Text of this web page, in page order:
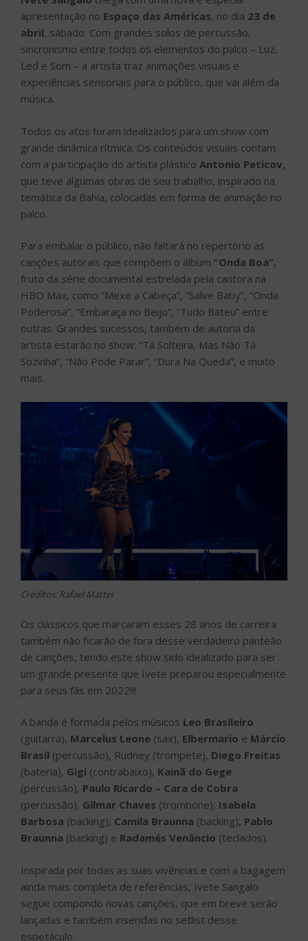
apresentação no Espaço das Américas, no dia 23 de
abril, sábado. Com grandes solos de percussão,
sincronismo entre todos os elementos do palco – Luz,
Led e Som – a artista traz animações visuais e
experiências sensoriais para o público, que vai além da
música.
Todos os atos foram idealizados para um show com
grande dinâmica rítmica. Os conteúdos visuais contam
com a participação do artista plástico Antonio Peticov,
que teve algumas obras de seu trabalho, inspirado na
temática da Bahia, colocadas em forma de animação no
palco.
Para embalar o público, não faltará no repertório as
canções autorais que compõem o álbum “Onda Boa”,
fruto da série documental estrelada pela cantora na
HBO Max, como “Mexe a Cabeça”, “Salve Baby”, “Onda
Poderosa”, “Embaraça no Beijo”, “Tudo Bateu” entre
outras. Grandes sucessos, também de autoria da
artista estarão no show: “Tá Solteira, Mas Não Tá
Sozinha”, “Não Pode Parar”, “Dura Na Queda”, e muito
mais.
Créditos: Rafael Mattei
Os clássicos que marcaram esses 28 anos de carreira
também não ficarão de fora desse verdadeiro panteão
de canções, tendo este show sido idealizado para ser
um grande presente que Ivete preparou especialmente
para seus fãs em 2022!!!
A banda é formada pelos músicos Leo Brasileiro
(guitarra), Marcelus Leone (sax), Elbermario e Márcio
Brasil (percussão), Rudney (trompete), Diego Freitas
(bateria), Gigi (contrabaixo), Kainã do Gege
(percussão), Paulo Ricardo – Cara de Cobra
(percussão), Gilmar Chaves (trombone), Isabela
Barbosa (backing), Camila Braunna (backing), Pablo
Braunna (backing) e Radamés Venâncio (teclados).
Inspirada por todas as suas vivências e com a bagagem
ainda mais completa de referências, Ivete Sangalo
segue compondo novas canções, que em breve serão
lançadas e também inseridas no setlist desse
espetáculo.